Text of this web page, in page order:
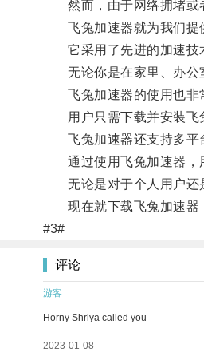
然而，由于网络拥堵或者
飞兔加速器就为我们提
它采用了先进的加速技术
无论你是在家里、办公室
飞兔加速器的使用也非
用户只需下载并安装飞兔
飞兔加速器还支持多平台
通过使用飞兔加速器，用
无论是对于个人用户还是
现在就下载飞兔加速器，
#3#
评论
游客
Horny Shriya called you
2023-01-08